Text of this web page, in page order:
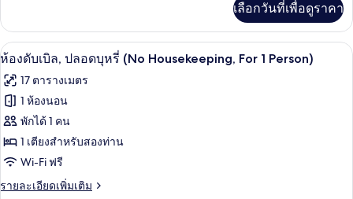
1
เตียง,
ปลอด
บุหรี่
(For
1
Person)
เกี่ยว
กับ
ห้อง
เตียง
ใหญ่
เตียง,
ปลอด
บุหรี่
(For
1
เลือกวันที่เพื่อดูราคา
เปิด
ภาพถ่าย
ทั้งหมด
ของ
ห้อง
ดับเบิล,
ปลอด
ผ้านวมขนเป็ด, ตู้นิรภัยในห้องพัก, โต๊ะ
7
ห้องดับเบิล, ปลอดบุหรี่ (No Housekeeping, For 1 Person)
17 ตารางเมตร
1 ห้องนอน
พักได้ 1 คน
1 เตียงสำหรับสองท่าน
Wi-Fi ฟรี
รายละเอียดเพิ่มเติม
ราย